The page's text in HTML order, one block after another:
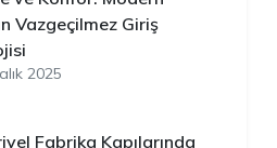
Vazgeçilmez Giriş
2025
Fabrika Kapılarında